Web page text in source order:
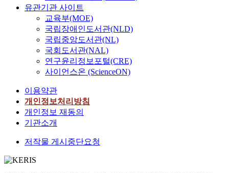
유관기관 사이트
교육부(MOE)
국립장애인도서관(NLD)
국립중앙도서관(NL)
국회도서관(NAL)
연구윤리정보포털(CRE)
사이언스온 (ScienceON)
이용약관
개인정보처리방침
개인정보 재동의
기관소개
저작물 게시중단요청